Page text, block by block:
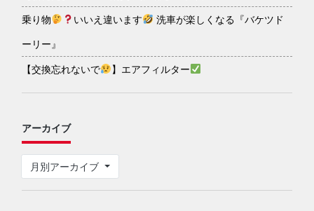
乗り物 いいえ違います 洗車が楽しくなる『バケツド
ーリー』
【交換忘れないで 】エアフィルター
アーカイブ
月別アーカイブ